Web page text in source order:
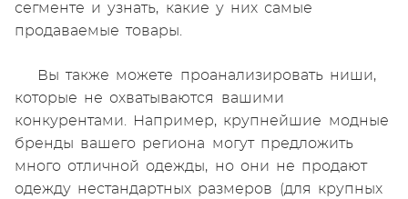
сегменте и узнать, какие у них самые
продаваемые товары.
Вы также можете проанализировать ниши,
которые не охватываются вашими
конкурентами. Например, крупнейшие модные
бренды вашего региона могут предложить
много отличной одежды, но они не продают
одежду нестандартных размеров (для крупных